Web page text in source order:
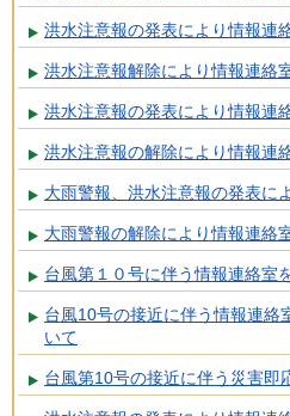
洪水注意報の発表により情報連
洪水注意報解除により情報連絡
洪水注意報の発表により情報連
洪水注意報の解除により情報連
大雨警報、洪水注意報の発表に
大雨警報の解除により情報連絡
台風第１０号に伴う情報連絡室
台風10号の接近に伴う情報連絡
いて
台風第10号の接近に伴う災害即